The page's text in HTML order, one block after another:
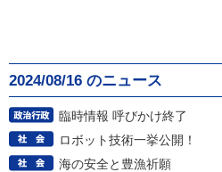
2024/08/16 のニュース
臨時情報 呼びかけ終了
ロボット技術一挙公開！
海の安全と豊漁祈願